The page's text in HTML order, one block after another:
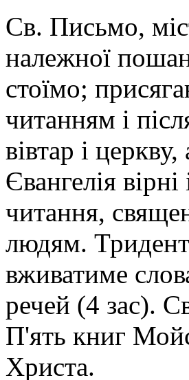
Св. Письмо,
належної
стоїмо;
читанням і
вівтар і
Євангелія
читання,
людям.
вживатиме
речей (4 зас).
П'ять книг
Христа.